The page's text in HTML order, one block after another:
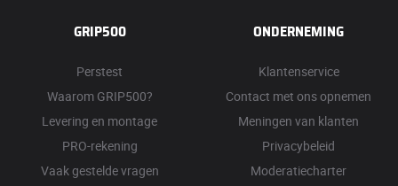
GRIP500
Perstest
Waarom GRIP500?
Levering en montage
PRO-rekening
Vaak gestelde vragen
ONDERNEMING
Klantenservice
Contact met ons opnemen
Meningen van klanten
Privacybeleid
Moderatiecharter